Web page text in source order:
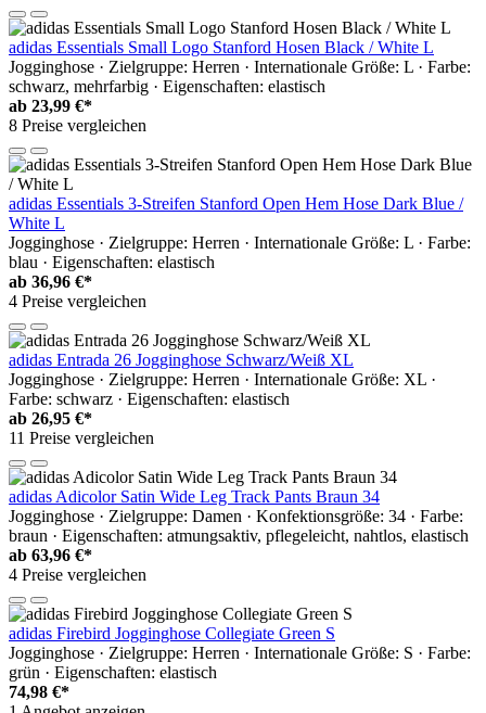
adidas Essentials Small Logo Stanford Hosen Black / White L
Jogginghose · Zielgruppe: Herren · Internationale Größe: L · Farbe:
schwarz, mehrfarbig · Eigenschaften: elastisch
ab 23,99 €*
8 Preise vergleichen
adidas Essentials 3-Streifen Stanford Open Hem Hose Dark Blue /
White L
Jogginghose · Zielgruppe: Herren · Internationale Größe: L · Farbe:
blau · Eigenschaften: elastisch
ab 36,96 €*
4 Preise vergleichen
adidas Entrada 26 Jogginghose Schwarz/Weiß XL
Jogginghose · Zielgruppe: Herren · Internationale Größe: XL ·
Farbe: schwarz · Eigenschaften: elastisch
ab 26,95 €*
11 Preise vergleichen
adidas Adicolor Satin Wide Leg Track Pants Braun 34
Jogginghose · Zielgruppe: Damen · Konfektionsgröße: 34 · Farbe:
braun · Eigenschaften: atmungsaktiv, pflegeleicht, nahtlos, elastisch
ab 63,96 €*
4 Preise vergleichen
adidas Firebird Jogginghose Collegiate Green S
Jogginghose · Zielgruppe: Herren · Internationale Größe: S · Farbe:
grün · Eigenschaften: elastisch
74,98 €*